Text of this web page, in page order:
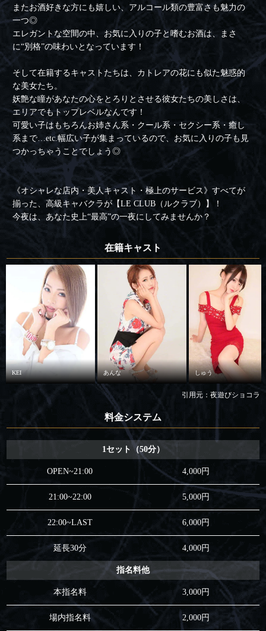
またお酒好きな方にも嬉しい、アルコール類の豊富さも魅力の
一つ◎
エレガントな空間の中、お気に入りの子と嗜むお酒は、まさ
に“別格”の味わいとなっています！
そして在籍するキャストたちは、カトレアの花にも似た魅惑的
な美女たち。
妖艶な瞳があなたの心をとろりとさせる彼女たちの美しさは、
エリアでもトップレベルなんです！
可愛い子はもちろんお姉さん系・クール系・セクシー系・癒し
系まで…etc.幅広い子が集まっているので、お気に入りの子も見
つかっちゃうことでしょう◎
《オシャレな店内・美人キャスト・極上のサービス》すべてが
揃った、高級キャバクラが【LE CLUB（ルクラブ）】！
今夜は、あなた史上“最高”の一夜にしてみませんか？
在籍キャスト
KEI あんな しゅう
引用元：夜遊びショコラ
料金システム
1セット（50分）
OPEN~21:00 4,000円
21:00~22:00 5,000円
22:00~LAST 6,000円
延長30分 4,000円
指名料他
本指名料 3,000円
場内指名料 2,000円